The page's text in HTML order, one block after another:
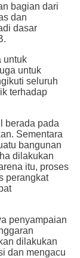
bagian dari
dan
dasar
untuk
untuk
seluruh
terhadap
berada pada
Sementara
bangunan
dilakukan
itu, proses
perangkat
penyampaian
dilakukan
dan mengacu